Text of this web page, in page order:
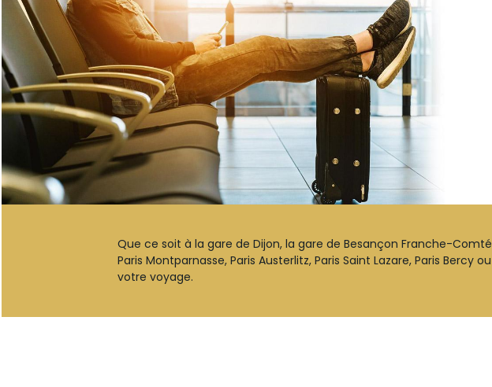
Que ce soit à la gare de Dijon, la gare de Besançon Franche-
Paris Montparnasse, Paris Austerlitz, Paris Saint Lazare, Paris
votre voyage.